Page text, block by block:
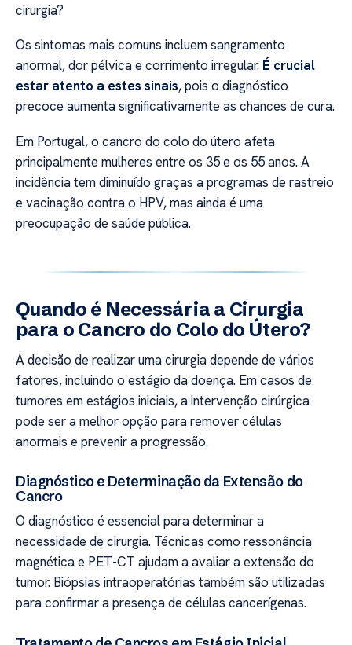
cirurgia?
Os sintomas mais comuns incluem sangramento
anormal, dor pélvica e corrimento irregular. É crucial
estar atento a estes sinais, pois o diagnóstico
precoce aumenta significativamente as chances de cura.
Em Portugal, o cancro do colo do útero afeta
principalmente mulheres entre os 35 e os 55 anos. A
incidência tem diminuído graças a programas de rastreio
e vacinação contra o HPV, mas ainda é uma
preocupação de saúde pública.
Quando é Necessária a Cirurgia
para o Cancro do Colo do Útero?
A decisão de realizar uma cirurgia depende de vários
fatores, incluindo o estágio da doença. Em casos de
tumores em estágios iniciais, a intervenção cirúrgica
pode ser a melhor opção para remover células
anormais e prevenir a progressão.
Diagnóstico e Determinação da Extensão do
Cancro
O diagnóstico é essencial para determinar a
necessidade de cirurgia. Técnicas como ressonância
magnética e PET-CT ajudam a avaliar a extensão do
tumor. Biópsias intraoperatórias também são utilizadas
para confirmar a presença de células cancerígenas.